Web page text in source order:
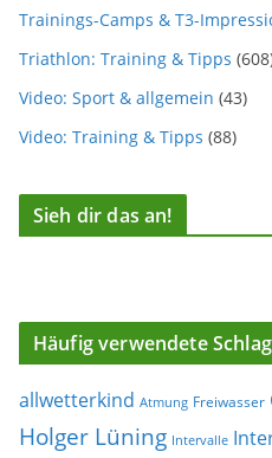
Trainings-Camps & T3-
Triathlon: Training & Tipps
Video: Sport & allgemein (43)
Video: Training & Tipps (88)
Sieh dir das an!
Häufig verwendete
allwetterkind Atmung Freiwasser
Holger Lüning Intervalle